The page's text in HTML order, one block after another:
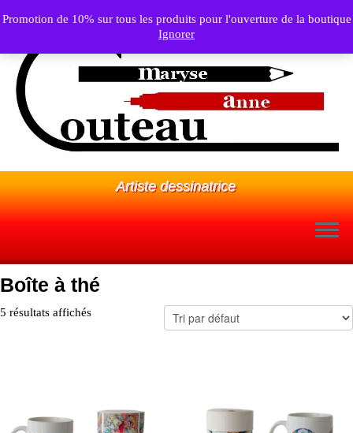
Promotion de 10% sur tous les produits pour l'ouverture de la boutique
Ignorer
au
Artiste dessinatrice
Boîte à thé
5 résultats affichés